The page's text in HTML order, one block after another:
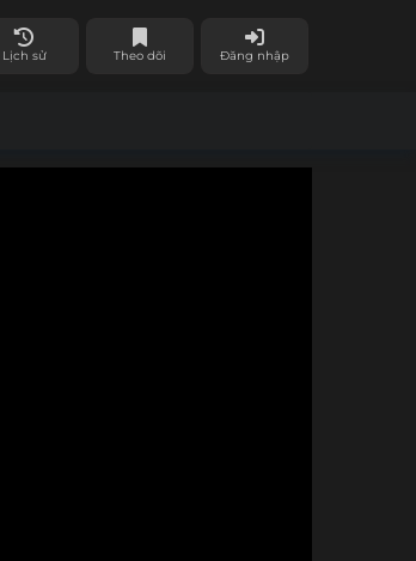
Lịch sử Theo dõi Đăng nhập